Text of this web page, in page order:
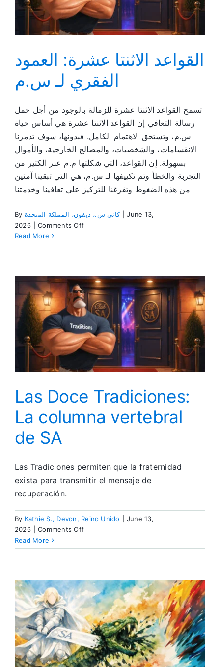
القواعد الاثنتا عشرة: العمود
الفقري لـ س.م
تسمح القواعد الاثنتا عشرة للزمالة بالوجود من أجل حمل
رسالة التعافي إن القواعد الاثنتا عشرة هي أساس حياة
س.م، وتستحق الاهتمام الكامل. فبدونها، سوف تدمرنا
الانقسامات، والشخصيات، والمصالح الخارجية، والأموال
بسهولة. إن القواعد، التي شكلتها م.م عبر الكثير من
التجربة والخطأ وتم تكييفها لـ س.م، هي التي تبقينا آمنين
من هذه الضغوط وتفرغنا للتركيز على تعافينا وخدمتنا
By كاثي س.، ديفون، المملكة المتحدة
June 13,
2026
Comments Offon
الاثنتا
الفقري
لـ
س.م
Read More
Las Doce Tradiciones:
La columna vertebral
de SA
Las Tradiciones permiten que la fraternidad
exista para transmitir el mensaje de
recuperación.
By Kathie S., Devon, Reino Unido
June 13,
2026
Comments Offon
Doce
columna
vertebral
de
SA
Read More